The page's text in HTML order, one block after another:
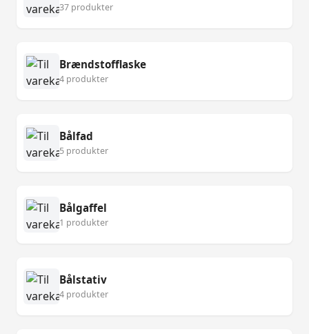
37 produkter
Brændstofflaske
4 produkter
Bålfad
5 produkter
Bålgaffel
1 produkter
Bålstativ
4 produkter